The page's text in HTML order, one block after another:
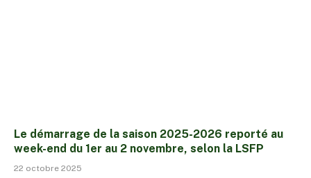
Le démarrage de la saison 2025-2026 reporté au
week-end du 1er au 2 novembre, selon la LSFP
22 octobre 2025